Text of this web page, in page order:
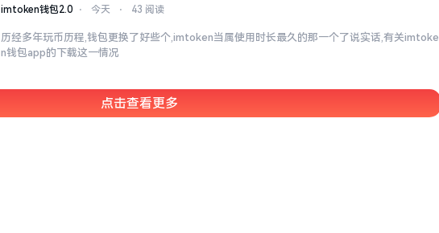
imtoken钱包2.0 ⋅ 今天 ⋅ 43 阅读
历经多年玩币历程,钱包更换了好些个,imtoken当属使用时长最久的那一个了说实话,有关imtoke
n钱包app的下载这一情况
点击查看更多